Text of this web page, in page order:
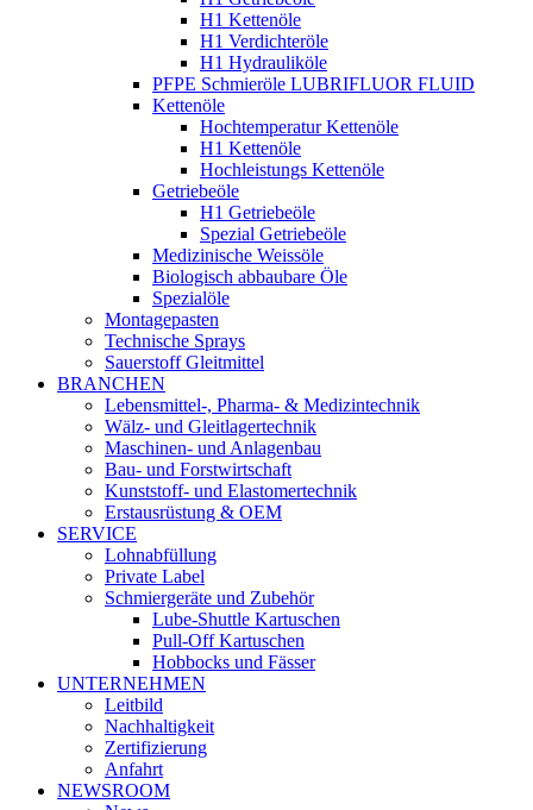
H1 Kettenöle
H1 Verdichteröle
H1 Hydrauliköle
PFPE Schmieröle LUBRIFLUOR FLUID
Kettenöle
Hochtemperatur Kettenöle
H1 Kettenöle
Hochleistungs Kettenöle
Getriebeöle
H1 Getriebeöle
Spezial Getriebeöle
Medizinische Weissöle
Biologisch abbaubare Öle
Spezialöle
Montagepasten
Technische Sprays
Sauerstoff Gleitmittel
BRANCHEN
Lebensmittel-, Pharma- & Medizintechnik
Wälz- und Gleitlagertechnik
Maschinen- und Anlagenbau
Bau- und Forstwirtschaft
Kunststoff- und Elastomertechnik
Erstausrüstung & OEM
SERVICE
Lohnabfüllung
Private Label
Schmiergeräte und Zubehör
Lube-Shuttle Kartuschen
Pull-Off Kartuschen
Hobbocks und Fässer
UNTERNEHMEN
Leitbild
Nachhaltigkeit
Zertifizierung
Anfahrt
NEWSROOM